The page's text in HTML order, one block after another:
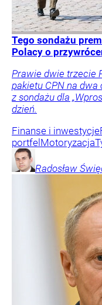
Tego sondażu
Polacy o
Prawie dwie trzecie
pakietu CPN na
z sondażu dla
dzień.
Finanse i inwestycje
portfelMotoryzacja
Radosław